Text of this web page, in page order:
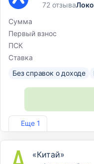
Еще 1
72 отзыва
Сумма
Первый взнос
ПСК
Ставка
Без справок о доходе
Лиц. №2707
«Китай»